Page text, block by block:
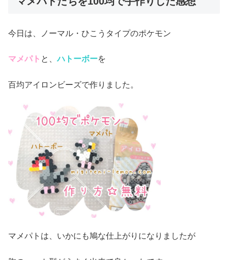
今日は、ノーマル・ひこうタイプのポケモン
マメパト と、ハトーボーを
百均アイロンビーズで作りました。
マメパトは、いかにも鳩な仕上がりになりましたが